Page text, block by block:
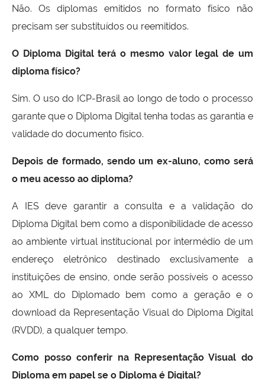
Não. Os diplomas emitidos no formato físico não
precisam ser substituídos ou reemitidos.
O Diploma Digital terá o mesmo valor legal de um
diploma físico?
Sim. O uso do ICP-Brasil ao longo de todo o processo
garante que o Diploma Digital tenha todas as garantia e
validade do documento físico.
Depois de formado, sendo um ex-aluno, como será
o meu acesso ao diploma?
A IES deve garantir a consulta e a validação do
Diploma Digital bem como a disponibilidade de acesso
ao ambiente virtual institucional por intermédio de um
endereço eletrônico destinado exclusivamente a
instituições de ensino, onde serão possíveis o acesso
ao XML do Diplomado bem como a geração e o
download da Representação Visual do Diploma Digital
(RVDD), a qualquer tempo.
Como posso conferir na Representação Visual do
Diploma em papel se o Diploma é Digital?